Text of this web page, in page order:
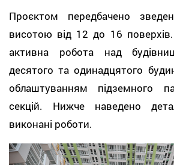
Проєктом передбачено
висотою від 12 до 16
активна робота над
десятого та одинадцятого
облаштуванням підземного
секцій. Нижче наведено
виконані роботи.